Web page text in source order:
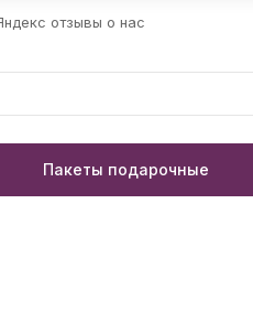
отзывы о нас
Пакеты подарочные